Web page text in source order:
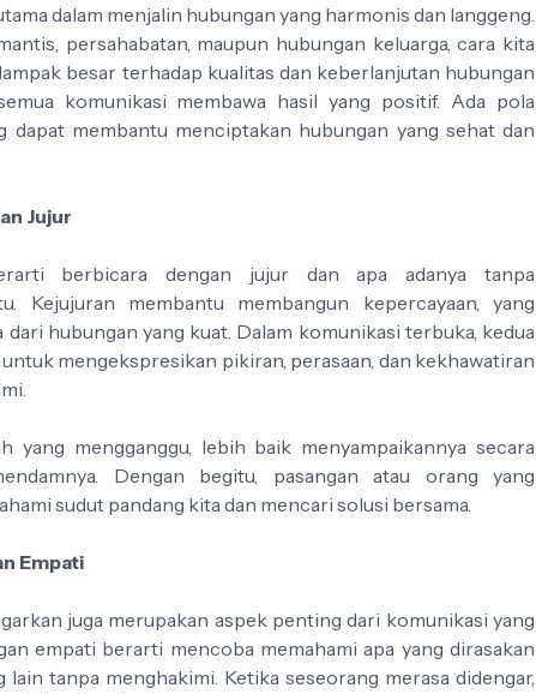
dalam menjalin hubungan yang harmonis dan langgeng.
persahabatan, maupun hubungan keluarga, cara kita
besar terhadap kualitas dan keberlanjutan hubungan
komunikasi membawa hasil yang positif. Ada pola
dapat membantu menciptakan hubungan yang sehat dan
Jujur
berbicara dengan jujur dan apa adanya tanpa
Kejujuran membantu membangun kepercayaan, yang
hubungan yang kuat. Dalam komunikasi terbuka, kedua
mengekspresikan pikiran, perasaan, dan kekhawatiran
yang mengganggu, lebih baik menyampaikannya secara
Dengan begitu, pasangan atau orang yang
sudut pandang kita dan mencari solusi bersama.
Empati
juga merupakan aspek penting dari komunikasi yang
empati berarti mencoba memahami apa yang dirasakan
tanpa menghakimi. Ketika seseorang merasa didengar,